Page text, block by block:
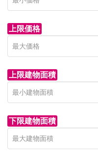
上限価格
上限建物面積
下限建物面積
青木新築分譲住宅
on call